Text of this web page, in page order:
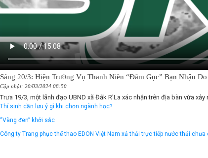
Sáng 20/3: Hiện Trường Vụ Thanh Niên “Đâm Gục” Bạn Nhậu
Cập nhật: 20/03/2024 08:50
Trưa 19/3, một lãnh đạo UBND xã Đắk R'La xác nhận trên địa bàn vừa
Thí sinh cần lưu ý gì khi chọn ngành học?
“Vàng đen” khởi sắc
Công ty Trang phục thể thao EDON Việt Nam xả thải trực tiếp nước thải